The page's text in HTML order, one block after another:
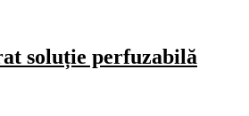
soluție perfuzabilă